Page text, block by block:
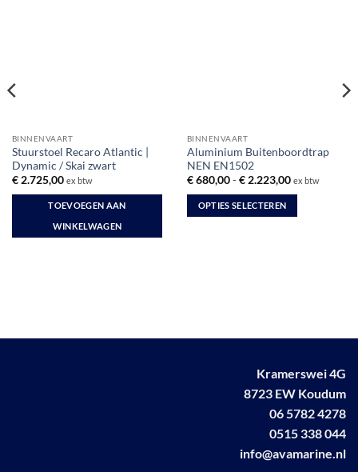
BINNENVAART
Stuurstoel Recaro Atlantic |
Dynamic / Skai zwart
€2.725,00 ex btw
TOEVOEGEN AAN
WINKELWAGEN
BINNENVAART
Aluminium Buitenboordtrap
NEN EN1502
€680,00 - €2.223,00Prijsklasse:
ex btw
OPTIES SELECTEREN
kan
Kramerswei 4G
8723 EW Koudum
06 5782 4278
0515 338 044
info@avamarine.nl